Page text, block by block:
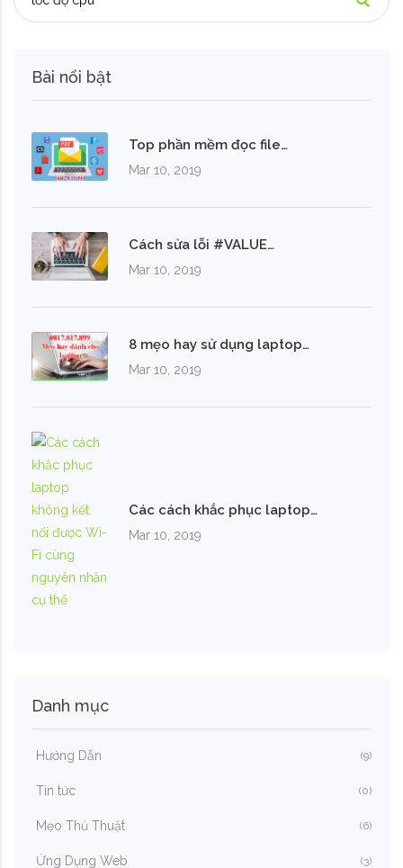
Bài nổi bật
Top phần mềm đọc file…
Mar 10, 2019
Cách sửa lỗi #VALUE…
Mar 10, 2019
8 mẹo hay sử dụng laptop…
Mar 10, 2019
Các cách khắc phục laptop…
Mar 10, 2019
Danh mục
Hướng Dẫn (9)
Tin tức (0)
Mẹo Thủ Thuật (6)
Ứng Dụng Web (3)